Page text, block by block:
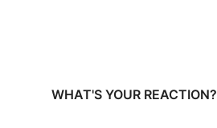
WHAT'S YOUR REACTION?